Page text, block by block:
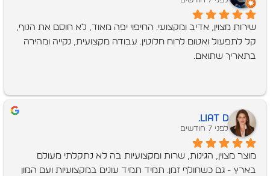
שירות מצוין, אדיב ומקצועי. החיפוי יפה מאוד, לא חוסם את הנוף,
קל לתפעול ואטום לרוח חלוטין. עבודה מקצועית, נקייה ומהירה
בתאריך שתואם.
Liat D.
לפני 7 חודשים
מוצר מצוין, הגינות, שרות ומקצועיות בה לא נתקלתי מעולם
בארץ - גם כשחולף זמן. תמיד תמיד עונים במקצועיות ועם המון